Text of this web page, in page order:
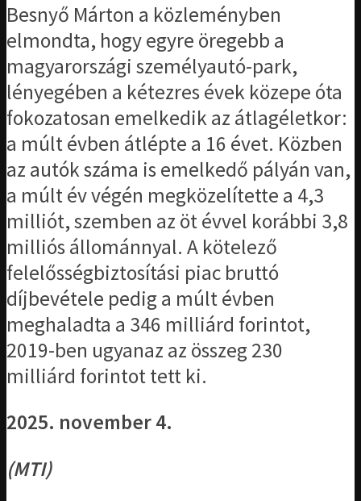
Besnyő Márton a közleményben
elmondta, hogy egyre öregebb a
magyarországi személyautó-park,
lényegében a kétezres évek közepe óta
fokozatosan emelkedik az átlagéletkor:
a múlt évben átlépte a 16 évet. Közben
az autók száma is emelkedő pályán van,
a múlt év végén megközelítette a 4,3
milliót, szemben az öt évvel korábbi 3,8
milliós állománnyal. A kötelező
felelősségbiztosítási piac bruttó
díjbevétele pedig a múlt évben
meghaladta a 346 milliárd forintot,
2019-ben ugyanaz az összeg 230
milliárd forintot tett ki.
2025. november 4.
(MTI)